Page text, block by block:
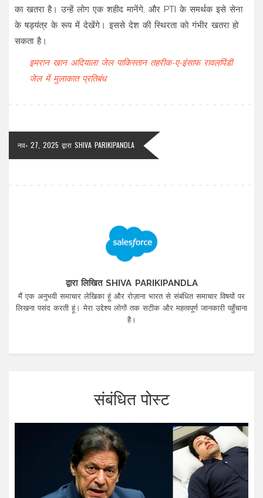
का खतरा है। उन्हें लोग एक शहीद मानेंगे, और PTI के समर्थक इसे सेना
के षड्यंत्र के रूप में देखेंगे। इससे देश की स्थिरता को गंभीर खतरा हो
सकता है।
इमरान खान अदियाला जेल पाकिस्तान तहरीक-ए-इंसाफ रावलपिंडी
जेल में मुलाकात प्रतिबंध
नव॰ 27, 2025 द्वारा SHIVA PARIKIPANDLA
द्वारा लिखित SHIVA PARIKIPANDLA
मैं एक अनुभवी समाचार लेखिका हूं और रोज़ाना भारत से संबंधित समाचार विषयों पर
लिखना पसंद करती हूं। मेरा उद्देश्य लोगों तक सटीक और महत्वपूर्ण जानकारी पहुँचाना
है।
संबंधित पोस्ट